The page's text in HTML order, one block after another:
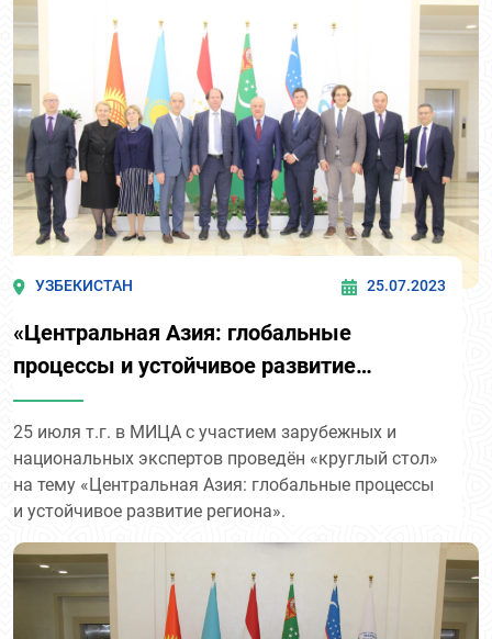
УЗБЕКИСТАН 25.07.2023
«Центральная Азия: глобальные
процессы и устойчивое развитие
региона»
25 июля т.г. в МИЦА с участием зарубежных и
национальных экспертов проведён «круглый стол»
на тему «Центральная Азия: глобальные процессы
и устойчивое развитие региона».